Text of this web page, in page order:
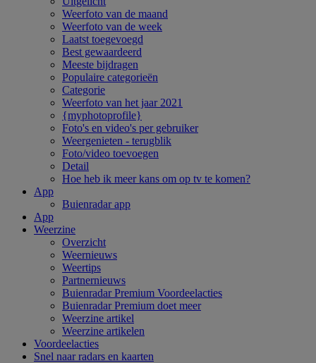
Weerfoto van de maand
Weerfoto van de week
Laatst toegevoegd
Best gewaardeerd
Meeste bijdragen
Populaire categorieën
Categorie
Weerfoto van het jaar 2021
{myphotoprofile}
Foto's en video's per gebruiker
Weergenieten - terugblik
Foto/video toevoegen
Detail
Hoe heb ik meer kans om op tv te komen?
App
Buienradar app
App
Weerzine
Overzicht
Weernieuws
Weertips
Partnernieuws
Buienradar Premium Voordeelacties
Buienradar Premium doet meer
Weerzine artikel
Weerzine artikelen
Voordeelacties
Snel naar radars en kaarten